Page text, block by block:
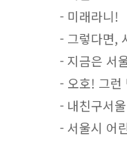
- 미래라니!
- 그렇다면,
- 지금은 서
- 오호! 그런
- 내친구서
- 서울시 어